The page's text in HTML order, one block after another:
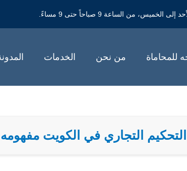
من الساعة 9 صباحاً حتى 9 مساءً.
للمحاماة من نحن الخدمات
التحكيم التجاري في الكويت مفهومه